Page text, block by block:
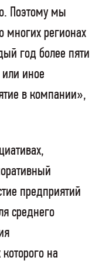
Поэтому мы
регионах
год более пяти
иное
в компании»,
предприятий
среднего
на